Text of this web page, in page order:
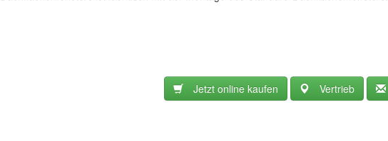
Jetzt online kaufen Vertrieb